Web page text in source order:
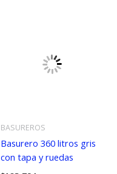
BASUREROS
Basurero 360 litros gris
con tapa y ruedas